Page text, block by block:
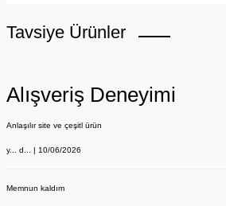
Tavsiye Ürünler
Alışveriş Deneyimi
Anlaşılır site ve çeşitl ürün
y... d... | 10/06/2026
Memnun kaldım